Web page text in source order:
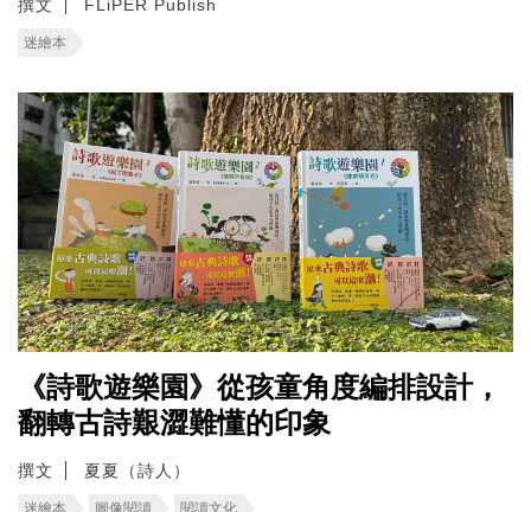
撰文 FLiPER Publish
迷繪本
《詩歌遊樂園》從孩童角度編排設計，
翻轉古詩艱澀難懂的印象
撰文 夏夏（詩人）
迷繪本 圖像閱讀 閱讀文化